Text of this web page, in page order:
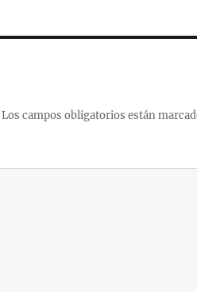
Los campos obligatorios están